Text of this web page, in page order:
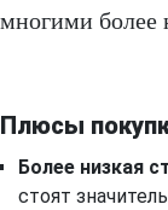
многими более
Плюсы
Более низкая
стоят